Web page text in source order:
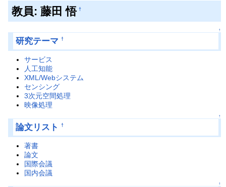
教員: 藤田 悟 †
↑
研究テーマ †
サービス
人工知能
XML/Webシステム
センシング
3次元空間処理
映像処理
↑
論文リスト †
著書
論文
国際会議
国内会議
↑